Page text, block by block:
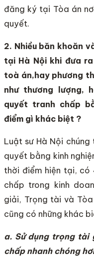
đăng ký tại Tòa án
quyết.
2. Nhiều băn khoăn
tại Hà Nội khi đưa
toà án,hay phương
như thương lượng,
quyết tranh chấp
điểm gì khác biệt ?
Luật sư Hà Nội
quyết bằng kinh
thời điểm hiện tại, có
chấp trong kinh
giải, Trọng tài và
cũng có những khác
a. Sử dụng trọng tài
chấp nhanh chóng